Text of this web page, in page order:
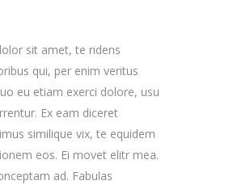
sit amet, te ridens
qui, per enim veritus
eu etiam exerci dolore, usu
Ex eam diceret
similique vix, te equidem
eos. Ei movet elitr mea.
ad. Fabulas